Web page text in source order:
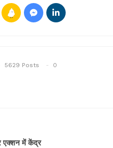
5629 Posts 0
एक्शन में केंद्र